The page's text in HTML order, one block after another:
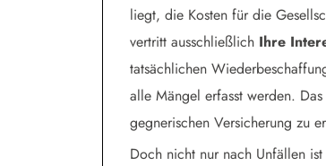
liegt, die Kosten für die
vertritt ausschließlich Ihre
tatsächlichen
alle Mängel erfasst werden.
gegnerischen Versicherung zu
Doch nicht nur nach Unfällen